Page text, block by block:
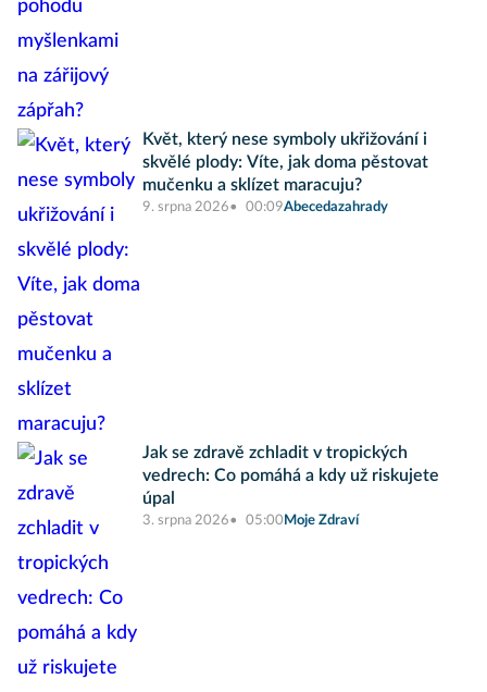
Květ, který nese symboly ukřižování i
skvělé plody: Víte, jak doma pěstovat
mučenku a sklízet maracuju?
9. srpna 2026 00:09Abecedazahrady
Jak se zdravě zchladit v tropických
vedrech: Co pomáhá a kdy už riskujete
úpal
3. srpna 2026 05:00 Moje Zdraví